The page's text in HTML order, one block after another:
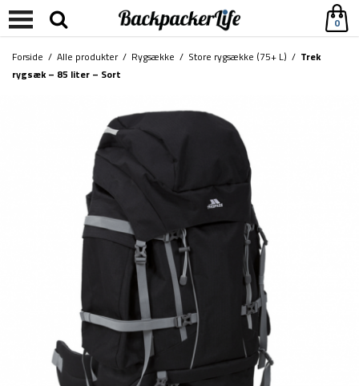
0
Forside / Alle produkter/ Rygsække / Store rygsække (75+ L) / Trek
rygsæk – 85 liter – Sort